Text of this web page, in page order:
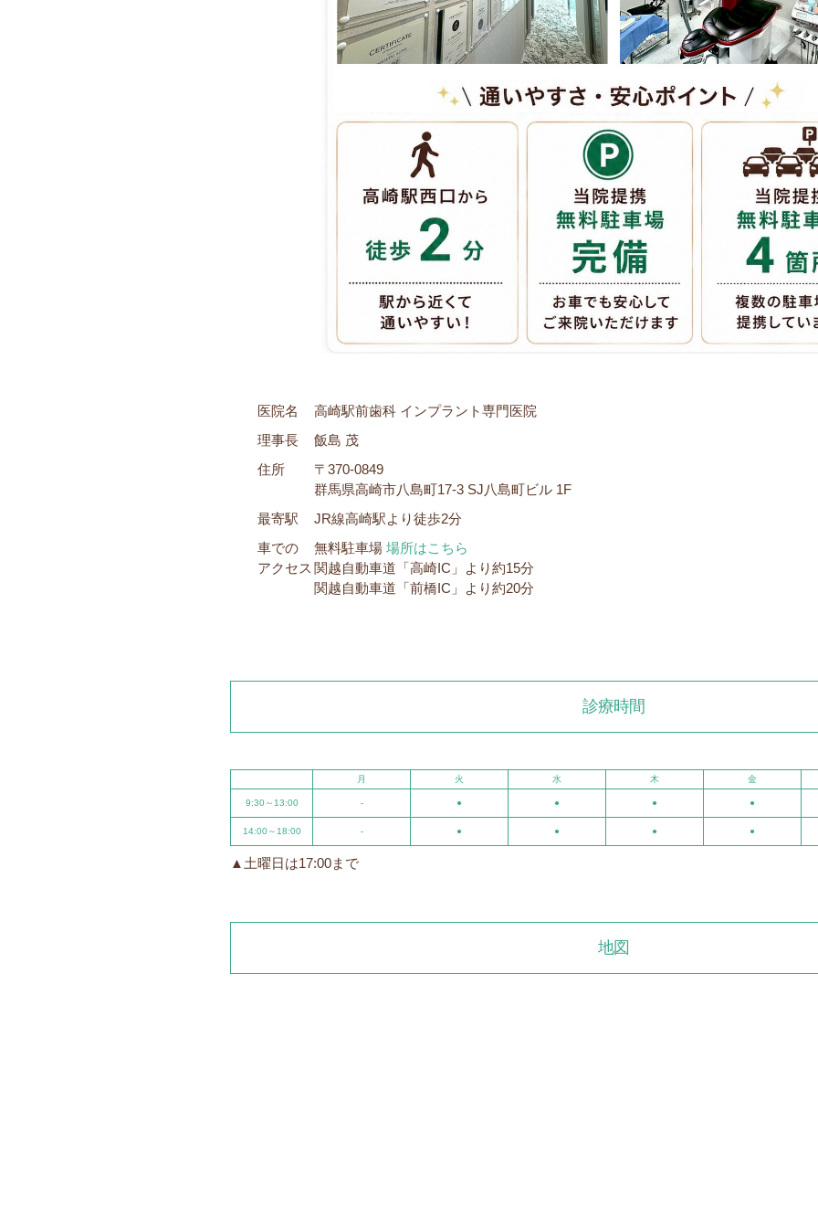
医院名
高崎駅前歯科 インプラント専門医院
理事長
飯島 茂
住所
〒370-0849
群馬県高崎市八島町17-3 SJ八島町ビル 1F
最寄駅
JR線高崎駅より徒歩2分
車での
アクセス
無料駐車場 場所はこちら
関越自動車道「高崎IC」より約15分
関越自動車道「前橋IC」より約20分
診療時間
月 火 水 木 金
9:30～13:00 - ● ● ● ●
14:00～18:00 - ● ● ● ●
▲土曜日は17:00まで
地図